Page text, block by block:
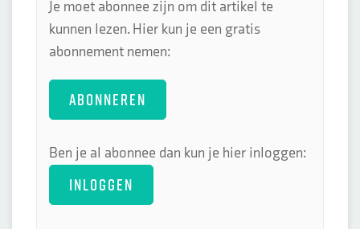
Je moet abonnee zijn om dit artikel te
kunnen lezen. Hier kun je een gratis
abonnement nemen:
ABONNEREN
Ben je al abonnee dan kun je hier inloggen:
INLOGGEN